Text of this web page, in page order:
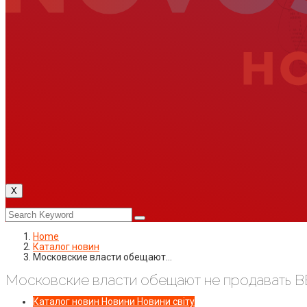
X
Home
Каталог новин
Московские власти обещают…
Московские власти обещают не продавать
Каталог новин Новини Новини світу